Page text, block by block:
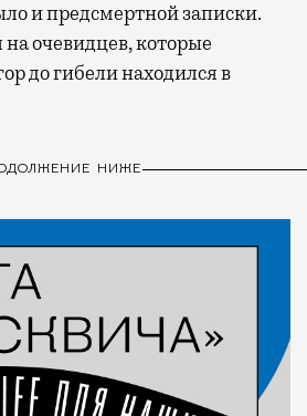
и предсмертной записки.
очевидцев, которые
до гибели находился в
НИЖЕ